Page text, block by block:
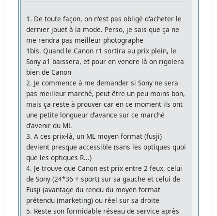
1. De toute façon, on n'est pas obligé d'acheter le
dernier jouet à la mode. Perso, je sais que ça ne
me rendra pas meilleur photographe
1bis. Quand le Canon r1 sortira au prix plein, le
Sony a1 baissera, et pour en vendre là on rigolera
bien de Canon
2. Je commence à me demander si Sony ne sera
pas meilleur marché, peut-être un peu moins bon,
mais ça reste à prouver car en ce moment ils ont
une petite longueur d'avance sur ce marché
d'avenir du ML
3. A ces prix-là, un ML moyen format (fusji)
devient presque accessible (sans les optiques quoi
que les optiques R...)
4. Je trouve que Canon est prix entre 2 feux, celui
de Sony (24*36 + sport) sur sa gauche et celui de
Fusji (avantage du rendu du moyen format
prétendu (marketing) ou réel sur sa droite
5. Reste son formidable réseau de service après